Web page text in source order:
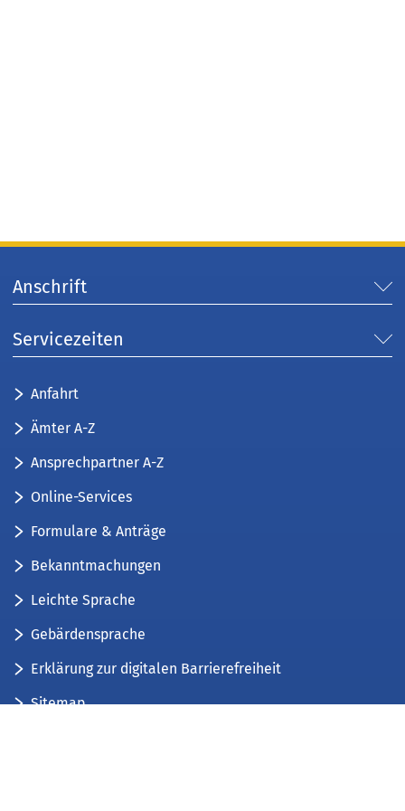
Anschrift
Servicezeiten
Anfahrt
Ämter A-Z
Ansprechpartner A-Z
Online-Services
Formulare & Anträge
Bekanntmachungen
Leichte Sprache
Gebärdensprache
Erklärung zur digitalen Barrierefreiheit
Sitemap